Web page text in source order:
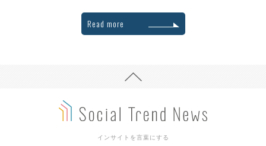
Read more
インサイトを言葉にする